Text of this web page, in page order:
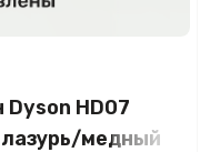
HD07
медный